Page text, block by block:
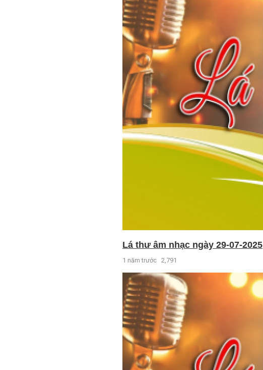
Lá thư âm nhạc ngày 29-07-2025
1 năm trước 2,791